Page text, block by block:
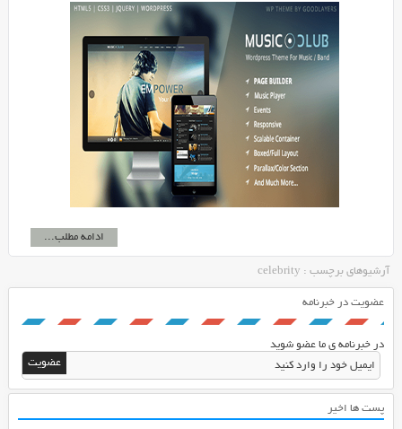
ادامه مطلب...
آرشیوهای برچسب : celebrity
عضویت در خبرنامه
در خبرنامه ی ما عضو شوید
پست ها اخیر